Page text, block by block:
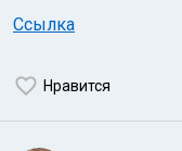
Ссылка
Нравится